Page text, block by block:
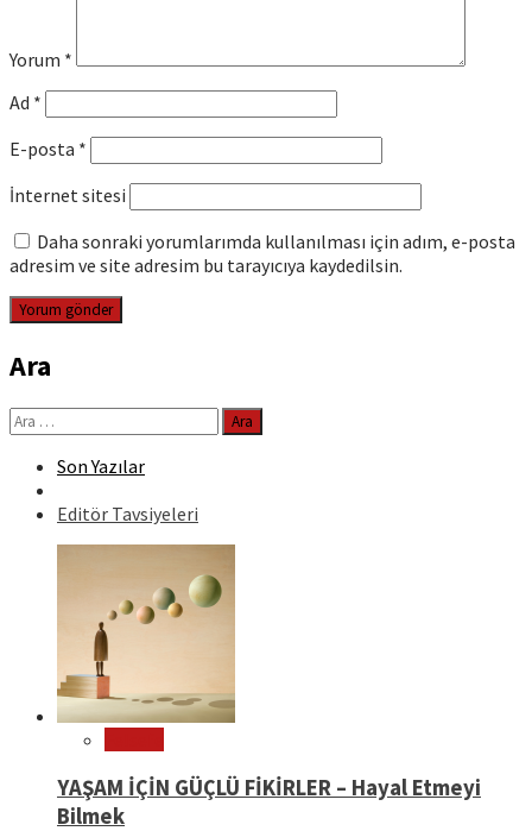
Yorum *
Ad *
E-posta *
İnternet sitesi
Daha sonraki yorumlarımda kullanılması için adım, e-posta
adresim ve site adresim bu tarayıcıya kaydedilsin.
Ara
Arama:
Son Yazılar
Editör Tavsiyeleri
YAŞAM İÇİN GÜÇLÜ FİKİRLER – Hayal Etmeyi
Bilmek